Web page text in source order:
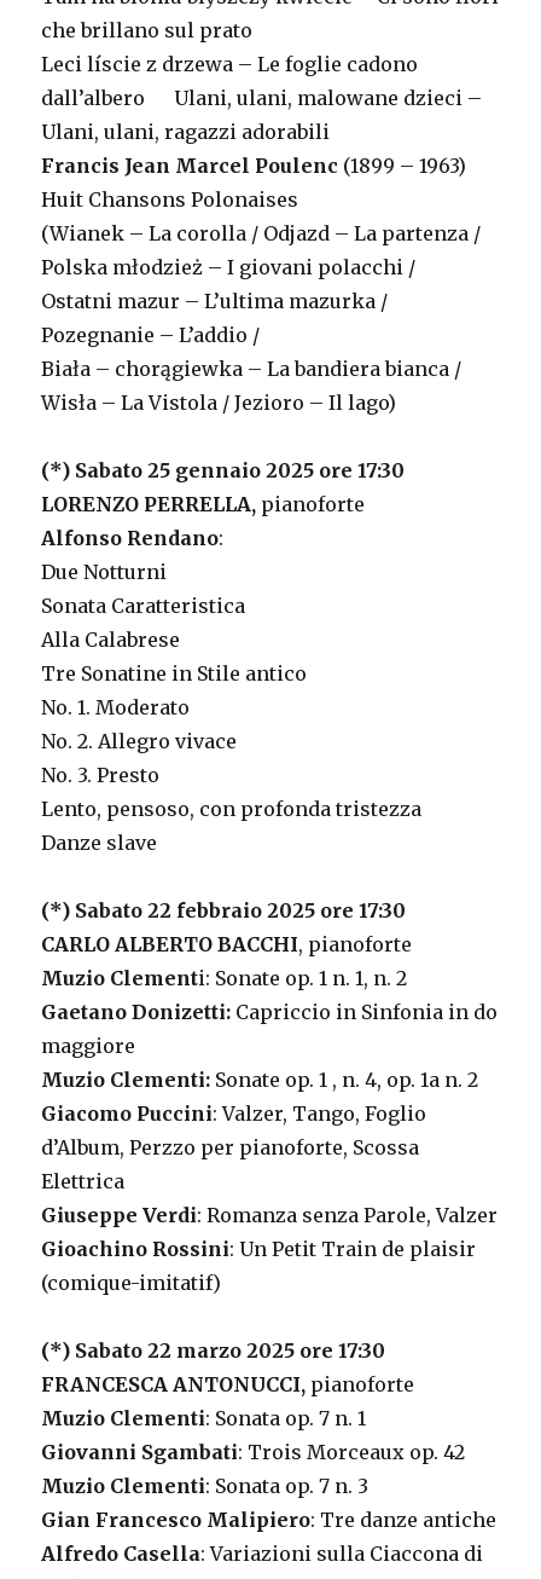
che brillano sul prato
Leci líscie z drzewa – Le foglie cadono
dall’albero Ulani, ulani, malowane dzieci –
Ulani, ulani, ragazzi adorabili
Francis Jean Marcel Poulenc (1899 – 1963)
Huit Chansons Polonaises
(Wianek – La corolla / Odjazd – La partenza /
Polska młodzież – I giovani polacchi /
Ostatni mazur – L’ultima mazurka /
Pozegnanie – L’addio /
Biała – chorągiewka – La bandiera bianca /
Wisła – La Vistola / Jezioro – Il lago)
(*) Sabato 25 gennaio 2025 ore 17:30
LORENZO PERRELLA, pianoforte
Alfonso Rendano:
Due Notturni
Sonata Caratteristica
Alla Calabrese
Tre Sonatine in Stile antico
No. 1. Moderato
No. 2. Allegro vivace
No. 3. Presto
Lento, pensoso, con profonda tristezza
Danze slave
(*) Sabato 22 febbraio 2025 ore 17:30
CARLO ALBERTO BACCHI, pianoforte
Muzio Clementi: Sonate op. 1 n. 1, n. 2
Gaetano Donizetti: Capriccio in Sinfonia in do
maggiore
Muzio Clementi: Sonate op. 1 , n. 4, op. 1a n. 2
Giacomo Puccini: Valzer, Tango, Foglio
d’Album, Perzzo per pianoforte, Scossa
Elettrica
Giuseppe Verdi: Romanza senza Parole, Valzer
Gioachino Rossini: Un Petit Train de plaisir
(comique-imitatif)
(*) Sabato 22 marzo 2025 ore 17:30
FRANCESCA ANTONUCCI, pianoforte
Muzio Clementi: Sonata op. 7 n. 1
Giovanni Sgambati: Trois Morceaux op. 42
Muzio Clementi: Sonata op. 7 n. 3
Gian Francesco Malipiero: Tre danze antiche
Alfredo Casella: Variazioni sulla Ciaccona di